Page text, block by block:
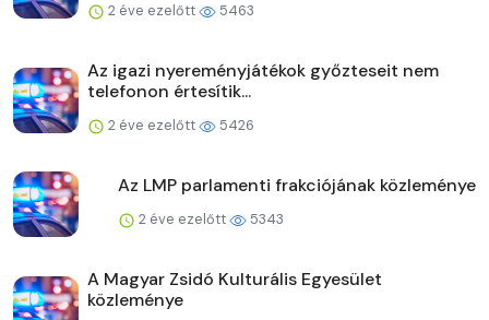
2 éve ezelőtt 5463
Az igazi nyereményjátékok győzteseit nem
telefonon értesítik...
2 éve ezelőtt 5426
Az LMP parlamenti frakciójának közleménye
2 éve ezelőtt 5343
A Magyar Zsidó Kulturális Egyesület
közleménye